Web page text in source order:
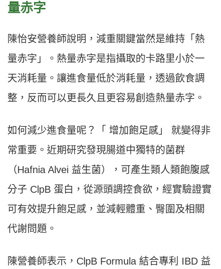
量赤字
陳怡安營養師說明，減重關鍵當然是維持「熱
量赤字」。熱量赤字是指攝取的卡路里小於一
天消耗量。讓進食量低於消耗量，透過飲食調
整，反而可以更長久且更容易創造熱量赤字。
如何減少進食量呢？「 增加飽足感」 就變得非
常重要。近期研究發現腸道中獨特的菌群
（Hafnia Alvei 益生菌），可產生類人類飽腹感
分子 ClpB 蛋白，從源頭調控食欲，經實驗證實
可有效提升飽足感，並減輕體重、臀圍及相關
代謝問題。
陳營養師表示，ClpB Formula 結合專利 IBD 益